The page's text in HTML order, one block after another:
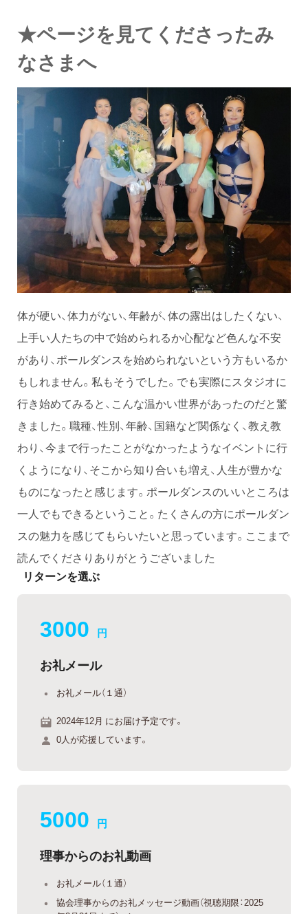
★ページを見てくださったみ
なさまへ
体が硬い、体力がない、年齢が、体の露出はしたくない、
上手い人たちの中で始められるか心配など色んな不安
があり、ポールダンスを始められないという方もいるか
もしれません。私もそうでした。でも実際にスタジオに
行き始めてみると、こんな温かい世界があったのだと驚
きました。職種、性別、年齢、国籍など関係なく、教え教
わり、今まで行ったことがなかったようなイベントに行
くようになり、そこから知り合いも増え、人生が豊かな
ものになったと感じます。ポールダンスのいいところは
一人でもできるということ。たくさんの方にポールダン
スの魅力を感じてもらいたいと思っています。ここまで
読んでくださりありがとうございました
リターンを選ぶ
3000 円
お礼メール
お礼メール（１通）
2024年12月 にお届け予定です。
0人が応援しています。
5000 円
理事からのお礼動画
お礼メール（１通）
協会理事からのお礼メッセージ動画（視聴期限：2025